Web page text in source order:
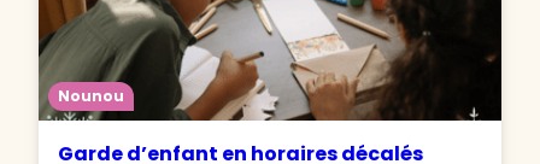
Nounou
Garde d’enfant en horaires décalés